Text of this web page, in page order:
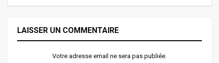
LAISSER UN COMMENTAIRE
Votre adresse email ne sera pas publiée.